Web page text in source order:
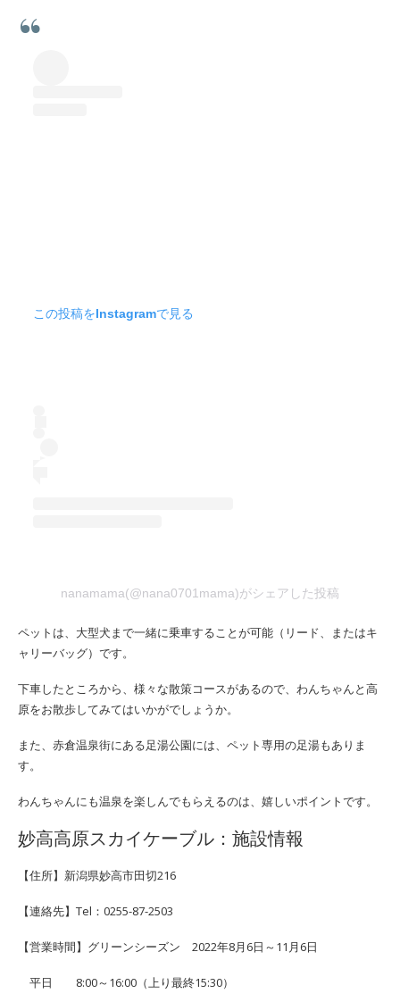
この投稿をInstagramで見る
nanamama(@nana0701mama)がシェアした投稿
ペットは、大型犬まで一緒に乗車することが可能（リード、またはキ
ャリーバッグ）です。
下車したところから、様々な散策コースがあるので、わんちゃんと高
原をお散歩してみてはいかがでしょうか。
また、赤倉温泉街にある足湯公園には、ペット専用の足湯もありま
す。
わんちゃんにも温泉を楽しんでもらえるのは、嬉しいポイントです。
妙高高原スカイケーブル：施設情報
【住所】新潟県妙高市田切216
【連絡先】Tel：0255-87-2503
【営業時間】グリーンシーズン 2022年8月6日～11月6日
平日 8:00～16:00（上り最終15:30）